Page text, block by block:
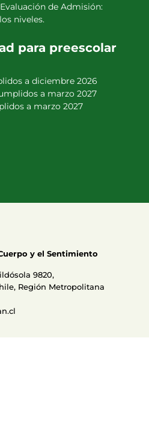
de Admisión:
niveles.
para preescolar
a diciembre 2026
a marzo 2027
a marzo 2027
y el Sentimiento
9820,
Región Metropolitana